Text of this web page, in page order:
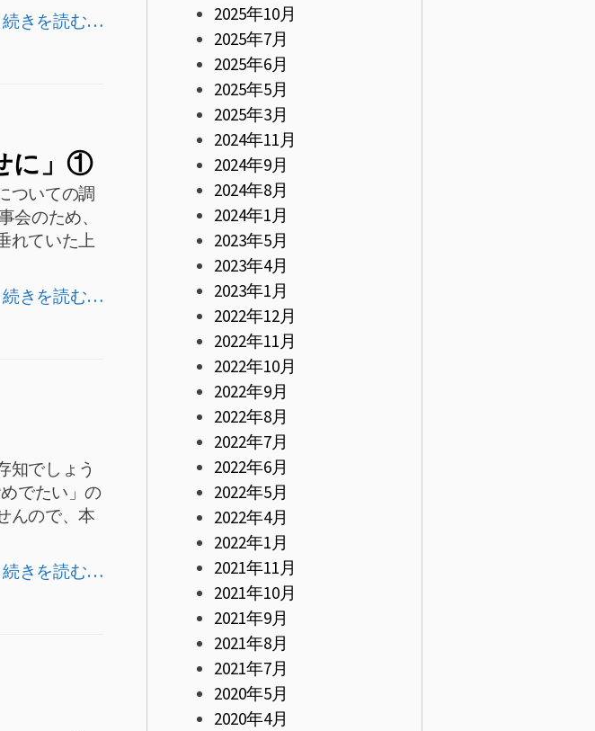
続きを読む…
に」①
ついての調
会のため、
れていた上
続きを読む…
知でしょう
でたい」の
んので、本
続きを読む…
2025年10月
2025年7月
2025年6月
2025年5月
2025年3月
2024年11月
2024年9月
2024年8月
2024年1月
2023年5月
2023年4月
2023年1月
2022年12月
2022年11月
2022年10月
2022年9月
2022年8月
2022年7月
2022年6月
2022年5月
2022年4月
2022年1月
2021年11月
2021年10月
2021年9月
2021年8月
2021年7月
2020年5月
2020年4月